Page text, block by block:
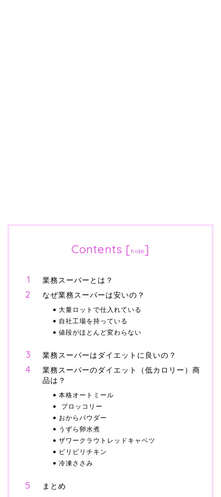
Contents [hide]
業務スーパーとは？
なぜ業務スーパーは安いの？
大量ロットで仕入れている
自社工場を持っている
値段がほとんど変わらない
業務スーパーはダイエットに良いの？
業務スーパーのダイエット（低カロリー）商
品は？
本格オートミール
ブロッコリー
おからパウダー
うずら卵水煮
ザワークラウトレッドキャベツ
ピリピリチキン
冷凍ささみ
まとめ